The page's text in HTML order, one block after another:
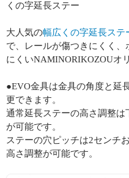
くの字延長ステー
大人気の幅広くの字延長ステ
で、レールが傷つきにくく
にくいNAMINORIKOZOUオ
●EVO金具は金具の角度と延
更できます。
通常延長ステーの高さ調整
が可能です。
ステーの穴ピッチは2センチ
高さ調整が可能です。